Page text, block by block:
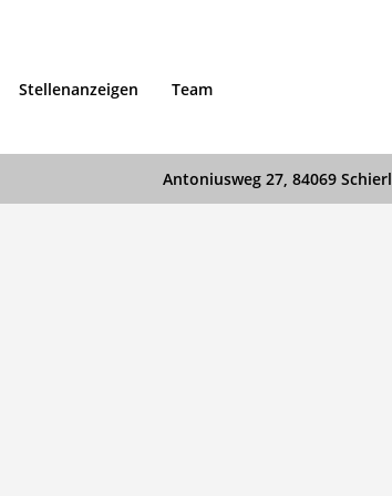
Stellenanzeigen Team
Antoniusweg 27, 84069